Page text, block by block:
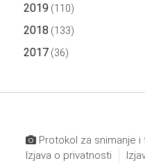
2019 (110)
2018 (133)
2017(36)
Protokol za snimanje i
Izjava o privatnosti